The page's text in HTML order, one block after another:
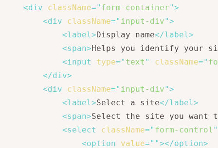
<div className=" form-container">
<div className=" input-div">
<label>Display name</label>
<span>Helps you identify your
<input type=" text " className="
</div>
<div className=" input-div">
<label>Select a site</label>
<span>Select the site you want
<select className=" form-control "
<option value=" "></option>